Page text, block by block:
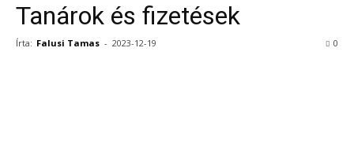
Tanárok és fizetések
Írta: Falusi Tamas - 2023-12-19 0